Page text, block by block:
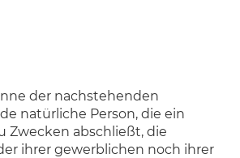
der nachstehenden
natürliche Person, die ein
Zwecken abschließt, die
ihrer gewerblichen noch ihrer